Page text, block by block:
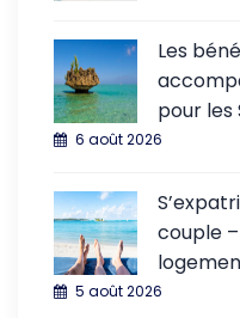
Les
pour les
6 août 2026
couple
5 août 2026